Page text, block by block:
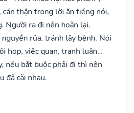
cẩn thận trong lời ăn tiếng nói,
Người ra đi nên hoãn lại.
rủa, tránh lây bệnh. Nói
họp, việc quan, tranh luận…
nếu bắt buộc phải đi thì nên
đả cãi nhau.